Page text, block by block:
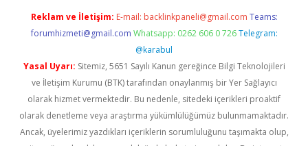
Reklam ve İletişim: E-mail: backlinkpaneli@gmail.com Teams:
forumhizmeti@gmail.com Whatsapp: 0262 606 0 726 Telegram:
@karabul
Yasal Uyarı: Sitemiz, 5651 Sayılı Kanun gereğince Bilgi Teknolojileri
ve İletişim Kurumu (BTK) tarafından onaylanmış bir Yer Sağlayıcı
olarak hizmet vermektedir. Bu nedenle, sitedeki içerikleri proaktif
olarak denetleme veya araştırma yükümlülüğümüz bulunmamaktadır.
Ancak, üyelerimiz yazdıkları içeriklerin sorumluluğunu taşımakta olup,